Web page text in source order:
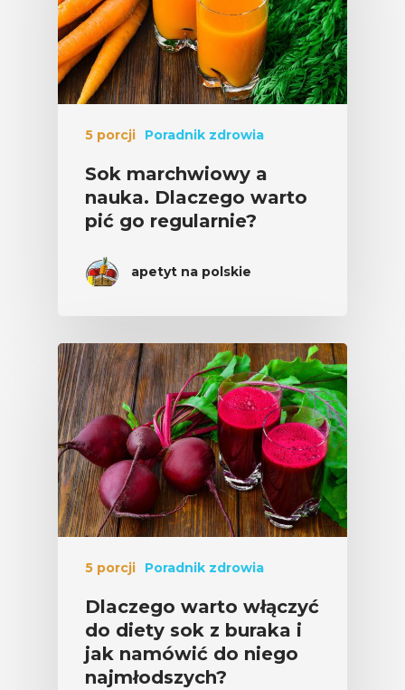
5 porcji Poradnik zdrowia
Sok marchwiowy a
nauka. Dlaczego warto
pić go regularnie?
apetyt na polskie
5 porcji Poradnik zdrowia
Dlaczego warto włączyć
do diety sok z buraka i
jak namówić do niego
najmłodszych?